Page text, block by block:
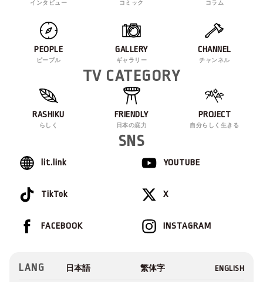
インタビュー コミック コラム
PEOPLE
ピープル
GALLERY
ギャラリー
CHANNEL
チャンネル
TV CATEGORY
RASHIKU
らしく
FRIENDLY
日本の底力
PROJECT
自分らしく生きる
SNS
lit.link YOUTUBE
TikTok X
INSTAGRAM
FACEBOOK
LANG